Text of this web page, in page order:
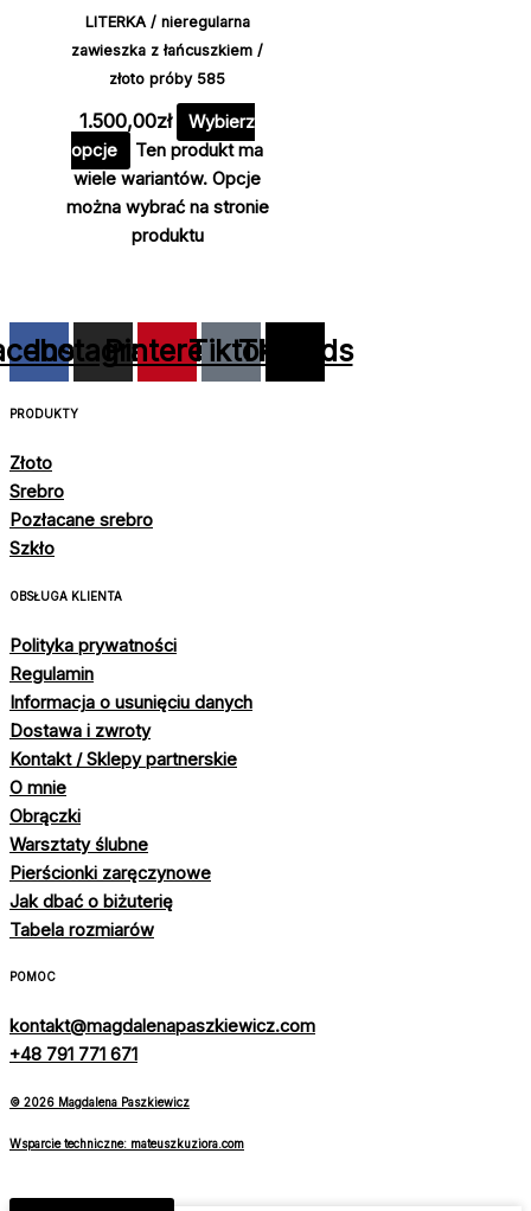
LITERKA / nieregularna
zawieszka z łańcuszkiem /
złoto próby 585
1.500,00zł
Wybierz
opcje
Ten produkt ma
wiele wariantów. Opcje
można wybrać na stronie
produktu
Instagram
Pinterest
TiktokThreads
PRODUKTY
Złoto
Srebro
Pozłacane srebro
Szkło
OBSŁUGA KLIENTA
Polityka prywatności
Regulamin
Informacja o usunięciu danych
Dostawa i zwroty
Kontakt / Sklepy partnerskie
O mnie
Obrączki
Warsztaty ślubne
Pierścionki zaręczynowe
Jak dbać o biżuterię
Tabela rozmiarów
POMOC
kontakt@magdalenapaszkiewicz.com
+48 791 771 671
© 2026 Magdalena Paszkiewicz
Wsparcie techniczne: mateuszkuziora.com